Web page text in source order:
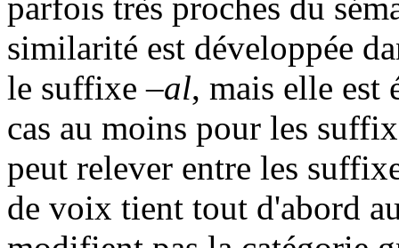
similarité est développée
le suffixe–al, mais elle est
cas au moins pour les
peut relever entre les
de voix tient tout d'abord